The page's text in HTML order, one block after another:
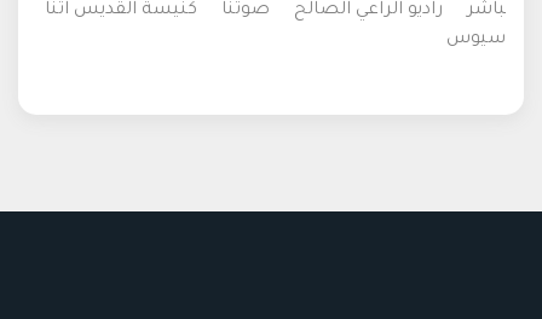
باشر
راديو الراعي الصالح صوتنا
كنيسة القديس اثنا
سيوس